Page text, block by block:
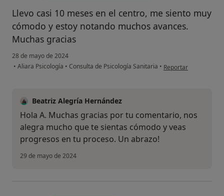
Llevo casi 10 meses en el centro, me siento muy
cómodo y estoy notando muchos avances.
Muchas gracias
28 de mayo de 2024
• Aliara Psicología • Consulta de Psicología Sanitaria • en opinión del
Reportar
Beatriz Alegría Hernández
Hola A. Muchas gracias por tu comentario, nos
alegra mucho que te sientas cómodo y veas
progresos en tu proceso. Un abrazo!
29 de mayo de 2024